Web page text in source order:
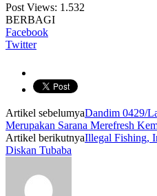
Post Views: 1.532
BERBAGI
Facebook
Twitter
Artikel sebelumyaDandim 0429/
Merupakan Sarana Merefresh
Artikel berikutnyaIllegal Fishing,
Diskan Tubaba